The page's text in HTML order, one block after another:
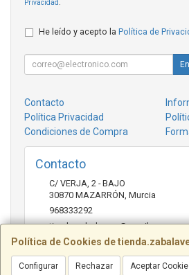
Política de Cookies de
Configurar Rechazar Aceptar
Privacidad.
He leído y acepto la Política de
Contacto
Política Privacidad
Condiciones de Compra
Contacto
C/ VERJA, 2 - BAJO
30870 MAZARRÓN, Murcia
968333292
tienda.zabalavera@gmail.com